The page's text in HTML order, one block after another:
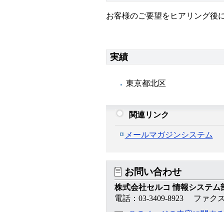
お客様のご要望をヒアリング後
実績
東京都北区
関連リンク
メールマガジンシステム
お問い合わせ
株式会社セルコ 情報システム
電話：03-3409-8923 ファク